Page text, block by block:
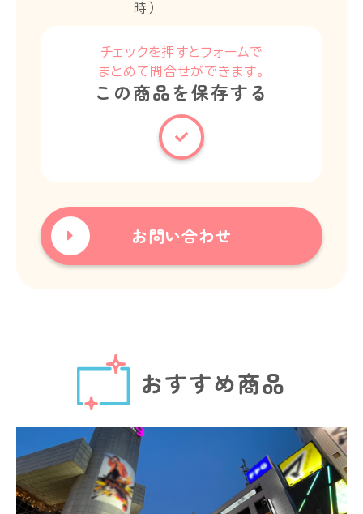
時）
チェックを押すとフォームで
まとめて問合せができます。
この商品を保存する
お問い合わせ
おすすめ商品